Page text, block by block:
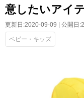
意したいアイ
更新日:2020-09-09 | 公開日
ベビー・キッズ